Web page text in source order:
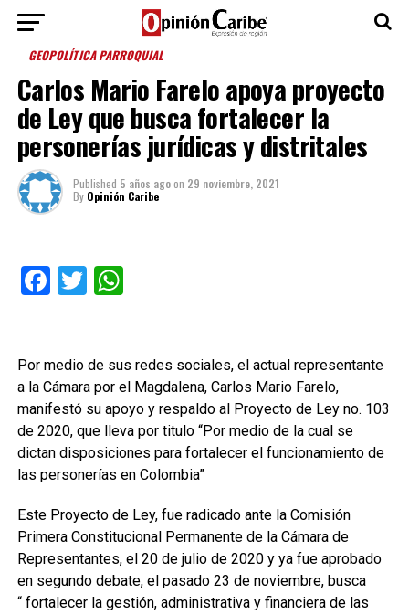
GEOPOLÍTICA PARROQUIAL
Carlos Mario Farelo apoya proyecto
de Ley que busca fortalecer la
personerías jurídicas y distritales
Published 5 años agoon 29 noviembre, 2021
By Opinión Caribe
Facebook
TwitterWhatsApp
Por medio de sus redes sociales, el actual representante
a la Cámara por el Magdalena, Carlos Mario Farelo,
manifestó su apoyo y respaldo al Proyecto de Ley no. 103
de 2020, que lleva por titulo “Por medio de la cual se
dictan disposiciones para fortalecer el funcionamiento de
las personerías en Colombia”
Este Proyecto de Ley, fue radicado ante la Comisión
Primera Constitucional Permanente de la Cámara de
Representantes, el 20 de julio de 2020 y ya fue aprobado
en segundo debate, el pasado 23 de noviembre, busca
“ fortalecer la gestión, administrativa y financiera de las